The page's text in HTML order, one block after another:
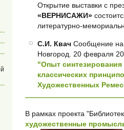
Открытие выставки с
«ВЕРНИСАЖИ»
литературно-
С.И. Квач Сообщение
Новгород. 20 февраля
"Опыт
классических
Художественных
В рамках проекта
художественные